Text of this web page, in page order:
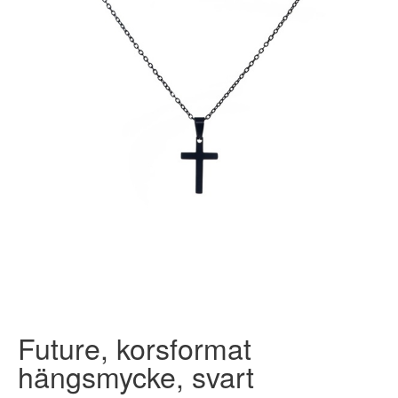
Future, korsformat
hängsmycke, svart